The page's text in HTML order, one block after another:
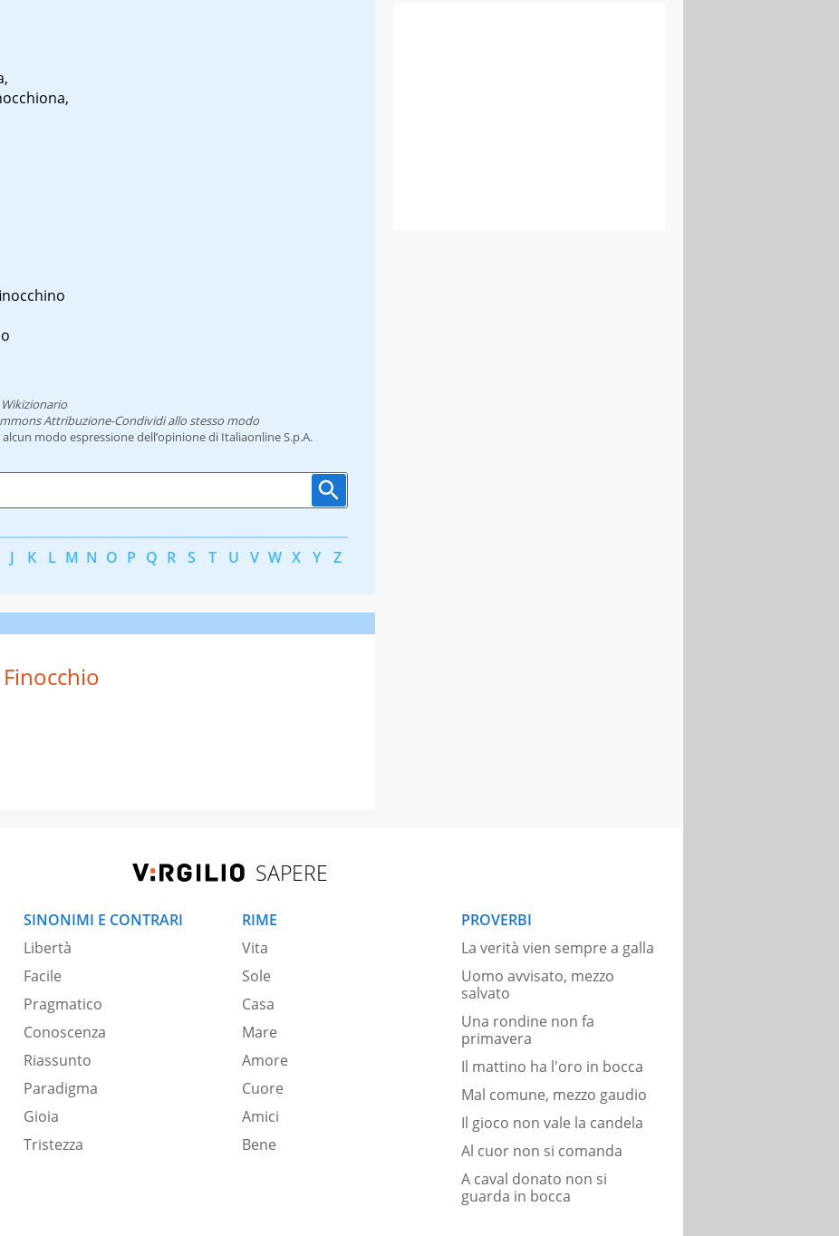
Wikizionario
Attribuzione-Condividi allo stesso modo
modo espressione dell’opinione di Italiaonline S.p.A.
J K L M N O P Q R S T U V W X Y Z
Finocchio
SAPERE
SINONIMI E CONTRARI
Libertà
Facile
Pragmatico
Conoscenza
Riassunto
Paradigma
Gioia
Tristezza
RIME
Vita
Sole
Casa
Mare
Amore
Cuore
Amici
Bene
PROVERBI
La verità vien sempre a galla
Uomo avvisato, mezzo
salvato
Una rondine non fa
primavera
Il mattino ha l'oro in bocca
Mal comune, mezzo gaudio
Il gioco non vale la candela
Al cuor non si comanda
A caval donato non si
guarda in bocca